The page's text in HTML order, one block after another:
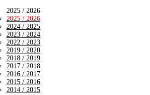
2025 / 2026
2025 / 2026
2024 / 2025
2023 / 2024
2022 / 2023
2019 / 2020
2018 / 2019
2017 / 2018
2016 / 2017
2015 / 2016
2014 / 2015